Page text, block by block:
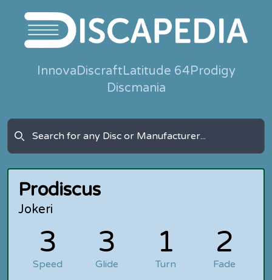
InnovaDiscraftLatitude 64Prodigy
Discmania
Prodiscus
Jokeri
3 3 1 2
Speed Glide Turn Fade